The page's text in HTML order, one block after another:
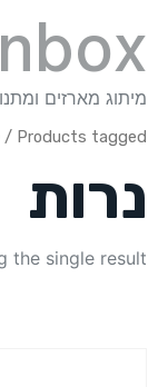
מיתוג מארזים
/ Products tagged “נרות”
נרות
the single result